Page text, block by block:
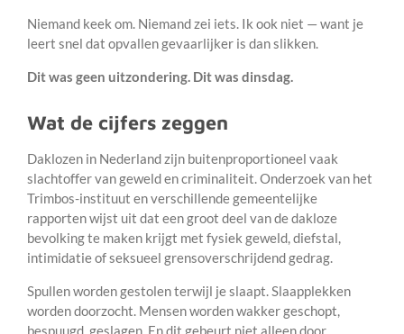
Niemand keek om. Niemand zei iets. Ik ook niet — want je
leert snel dat opvallen gevaarlijker is dan slikken.
Dit was geen uitzondering. Dit was dinsdag.
Wat de cijfers zeggen
Daklozen in Nederland zijn buitenproportioneel vaak
slachtoffer van geweld en criminaliteit. Onderzoek van het
Trimbos-instituut en verschillende gemeentelijke
rapporten wijst uit dat een groot deel van de dakloze
bevolking te maken krijgt met fysiek geweld, diefstal,
intimidatie of seksueel grensoverschrijdend gedrag.
Spullen worden gestolen terwijl je slaapt. Slaapplekken
worden doorzocht. Mensen worden wakker geschopt,
bespuugd, geslagen. En dit gebeurt niet alleen door